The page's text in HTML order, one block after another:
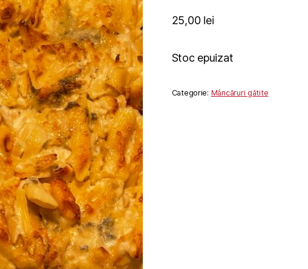
25,00 lei
Stoc epuizat
Categorie: Mâncăruri gătite